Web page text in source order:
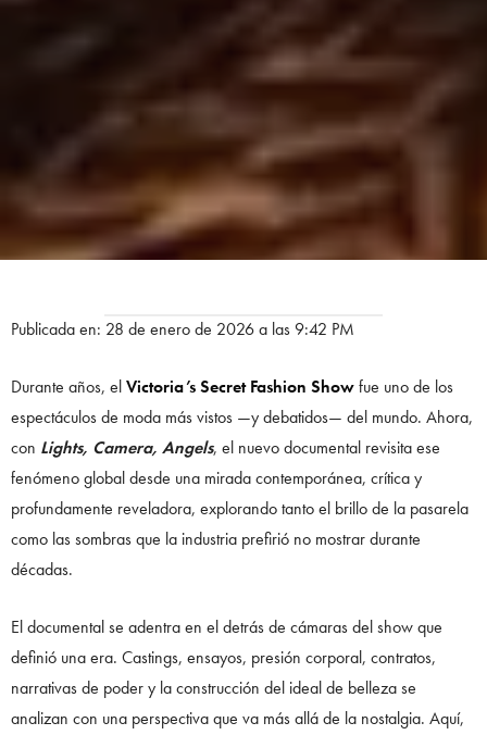
Publicada en: 28 de enero de 2026 a las 9:42 PM
Durante años, elVictoria’s Secret Fashion Showfue uno de los
espectáculos de moda más vistos —y debatidos— del mundo. Ahora,
con Lights, Camera, Angels, el nuevo documental revisita ese
fenómeno global desde una mirada contemporánea, crítica y
profundamente reveladora, explorando tanto el brillo de la pasarela
como las sombras que la industria prefirió no mostrar durante
décadas.
El documental se adentra en el detrás de cámaras del show que
definió una era. Castings, ensayos, presión corporal, contratos,
narrativas de poder y la construcción del ideal de belleza se
analizan con una perspectiva que va más allá de la nostalgia. Aquí,